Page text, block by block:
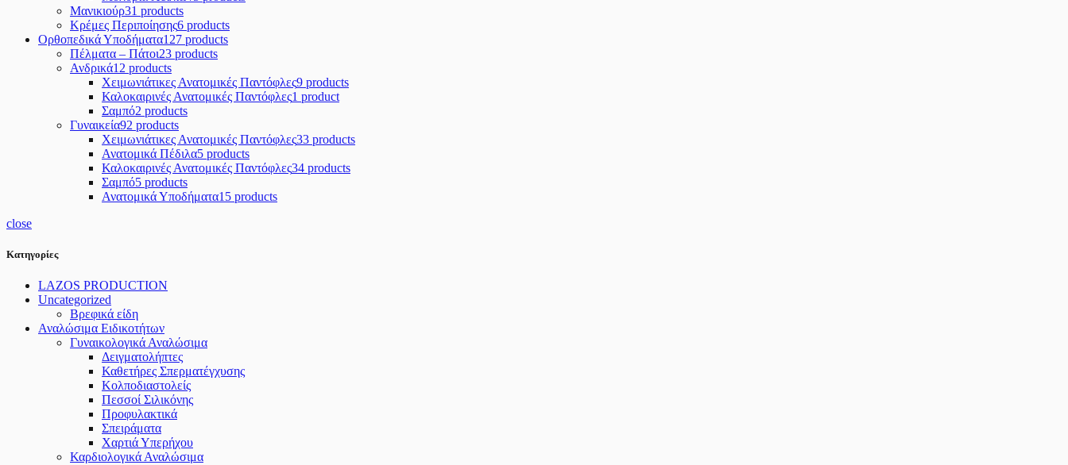
Μανικιούρ31 products
Κρέμες Περιποίησης6 products
Ορθοπεδικά Υποδήματα127 products
Πέλματα – Πάτοι23 products
Ανδρικά12 products
Χειμωνιάτικες Ανατομικές Παντόφλες9 products
Καλοκαιρινές Ανατομικές Παντόφλες1 product
Σαμπό2 products
Γυναικεία92 products
Χειμωνιάτικες Ανατομικές Παντόφλες33 products
Ανατομικά Πέδιλα5 products
Καλοκαιρινές Ανατομικές Παντόφλες34 products
Σαμπό5 products
Ανατομικά Υποδήματα15 products
close
Κατηγορίες
LAZOS PRODUCTION
Uncategorized
Βρεφικά είδη
Αναλώσιμα Ειδικοτήτων
Γυναικολογικά Αναλώσιμα
Δειγματολήπτες
Καθετήρες Σπερματέγχυσης
Κολποδιαστολείς
Πεσσοί Σιλικόνης
Προφυλακτικά
Σπειράματα
Χαρτιά Υπερήχου
Καρδιολογικά Αναλώσιμα